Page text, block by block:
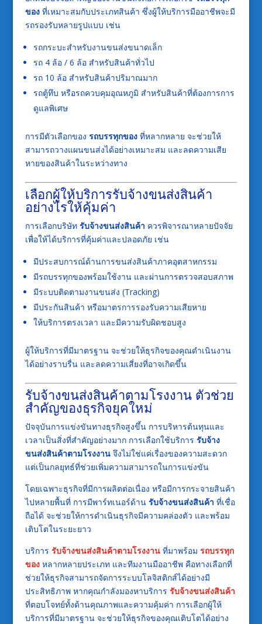
ของที่เหมาะสมกับประเภทสินค้า ซึ่งผู้ให้บริการมืออาชีพจะมี
รถรองรับหลายรูปแบบ เช่น
รถกระบะสำหรับงานขนส่งขนาดเล็ก
รถ 4 ล้อ / 6 ล้อ สำหรับสินค้าทั่วไป
รถ 10 ล้อ สำหรับสินค้าปริมาณมาก
รถตู้ทึบ หรือรถควบคุมอุณหภูมิ สำหรับสินค้าที่ต้องการการ
ดูแลพิเศษ
การมีตัวเลือกของ รถบรรทุกของที่หลากหลาย จะช่วยให้
สามารถวางแผนขนส่งได้อย่างเหมาะสม และลดความเสีย
หายของสินค้าในระหว่างทาง
เลือกผู้ให้บริการรับจ้างขนส่งสินค้า
อย่างไรให้คุ้มค่า
การเลือกบริษัท รับจ้างขนส่งสินค้า ควรพิจารณาหลายปัจจัย
เพื่อให้ได้บริการที่คุ้มค่าและปลอดภัย เช่น
มีประสบการณ์ด้านการขนส่งสินค้าภาคอุตสาหกรรม
มีรถบรรทุกของพร้อมใช้งาน และผ่านการตรวจสอบสภาพ
มีระบบติดตามงานขนส่ง (Tracking)
มีประกันสินค้า หรือมาตรการรองรับความเสียหาย
ให้บริการตรงเวลา และมีความรับผิดชอบสูง
ผู้ให้บริการที่มีมาตรฐาน จะช่วยให้ธุรกิจของคุณดำเนินงาน
ได้อย่างราบรื่น และลดความเสี่ยงที่อาจเกิดขึ้น
รับจ้างขนส่งสินค้าตามโรงงาน ตัวช่วย
สำคัญของธุรกิจยุคใหม่
ปัจจุบันการแข่งขันทางธุรกิจสูงขึ้น การบริหารต้นทุนและ
เวลาเป็นสิ่งที่สำคัญอย่างมาก การเลือกใช้บริการ รับจ้าง
ขนส่งสินค้าตามโรงงานจึงไม่ใช่แค่เรื่องของความสะดวก
แต่เป็นกลยุทธ์ที่ช่วยเพิ่มความสามารถในการแข่งขัน
โดยเฉพาะธุรกิจที่มีการผลิตต่อเนื่อง หรือมีการกระจายสินค้า
ไปหลายพื้นที่ การมีพาร์ทเนอร์ด้าน รับจ้างขนส่งสินค้า ที่เชื่อ
ถือได้ จะช่วยให้การดำเนินธุรกิจมีความคล่องตัว และพร้อม
เติบโตในระยะยาว
บริการ รับจ้างขนส่งสินค้าตามโรงงานที่มาพร้อม รถบรรทุก
ของหลากหลายประเภท และทีมงานมืออาชีพ คือทางเลือกที่
ช่วยให้ธุรกิจสามารถจัดการระบบโลจิสติกส์ได้อย่างมี
ประสิทธิภาพ หากคุณกำลังมองหาบริการ รับจ้างขนส่งสินค้า
ที่ตอบโจทย์ทั้งด้านคุณภาพและความคุ้มค่า การเลือกผู้ให้
บริการที่มีมาตรฐาน จะช่วยให้ธุรกิจของคุณเติบโตได้อย่าง